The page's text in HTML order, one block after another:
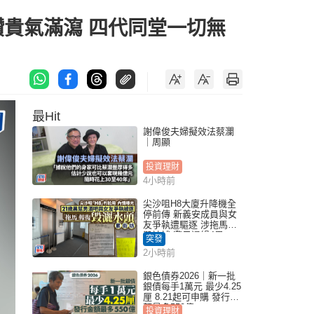
氣滿瀉 四代同堂一切無
最Hit
謝偉俊夫婦擬效法蔡瀾
｜周顯
投資理財
4小時前
尖沙咀H8大廈升降機全
停前傳 新義安成員與女
友爭執遭驅逐 涉拖馬刑
毀被捕 警另通緝4男
突發
2小時前
銀色債券2026｜新一批
銀債每手1萬元 最少4.25
厘 8.21起可申購 發行金
額最多550億
投資理財